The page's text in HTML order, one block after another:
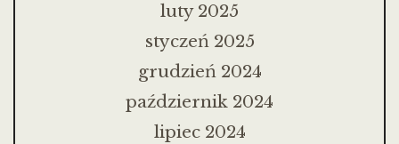
luty 2025
styczeń 2025
grudzień 2024
październik 2024
lipiec 2024